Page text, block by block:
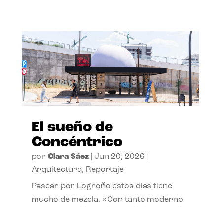
El sueño de
Concéntrico
por Clara Sáez| Jun 20, 2026
Arquitectura, Reportaje
Pasear por Logroño estos días tiene
mucho de mezcla. «Con tanto moderno